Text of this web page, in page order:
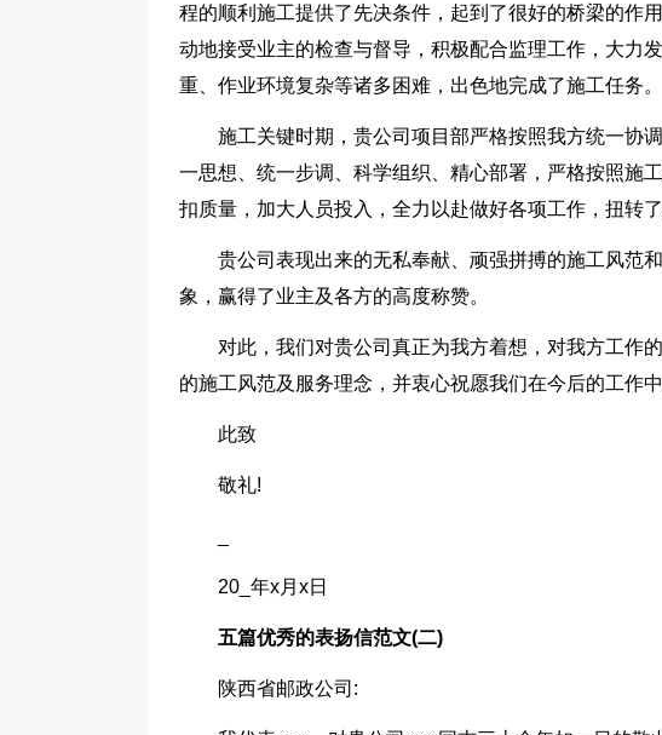
程的顺利施工提供了先决条件，起到了很好的桥梁的作
动地接受业主的检查与督导，积极配合监理工作，大力
重、作业环境复杂等诸多困难，出色地完成了施工任务。
施工关键时期，贵公司项目部严格按照我方统一协
一思想、统一步调、科学组织、精心部署，严格按照施
扣质量，加大人员投入，全力以赴做好各项工作，扭转了
贵公司表现出来的无私奉献、顽强拼搏的施工风范
象，赢得了业主及各方的高度称赞。
对此，我们对贵公司真正为我方着想，对我方工作
的施工风范及服务理念，并衷心祝愿我们在今后的工作
此致
敬礼!
20_年x月x日
五篇优秀的表扬信范文(二)
陕西省邮政公司: